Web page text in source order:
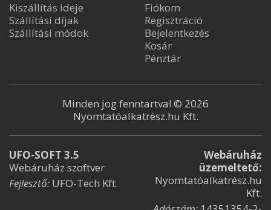
Kiszállítás ideje
Szállítási díjak
Szállítási módok
Fiókom
Regisztráció
Bejelentkezés
Kosár
Pénztár
Minden jog fenntartva! © 2026
Nyomtatóalkatrész.hu Kft.
UFO-SOFT 3.5
Webáruház szoftver
Fejlesztő: UFO-Tech Kft.
Webáruház
üzemeltető:
Nyomtatóalkatrész.hu
Kft.